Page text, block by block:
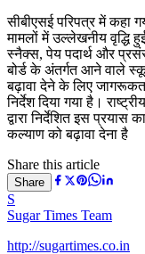
सीबीएसई परिपत्र में कहा
मामलों में उल्लेखनीय वृद्धि
स्नैक्स, पेय पदार्थ और
बोर्ड के अंतर्गत आने वाले
बढ़ावा देने के लिए
निर्देश दिया गया है।
द्वारा निर्देशित इस
कल्याण को बढ़ावा देना है
Share this article
Share
S
Sugar Times Team
http://sugartimes.co.in